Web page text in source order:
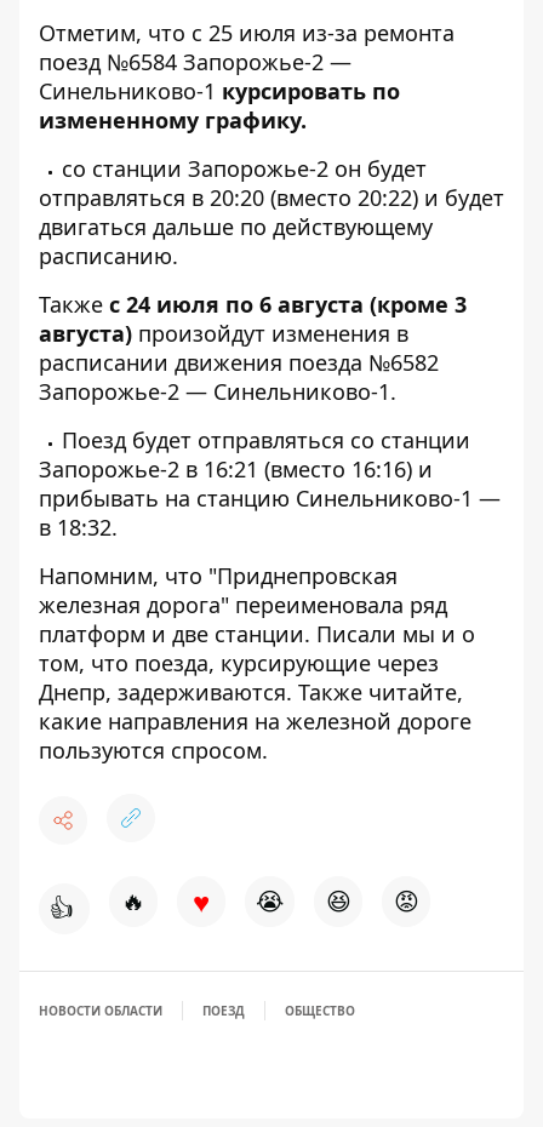
Отметим, что с 25 июля из-за ремонта
поезд №6584 Запорожье-2 —
Синельниково-1 курсировать по
измененному графику.
со станции Запорожье-2 он будет
отправляться в 20:20 (вместо 20:22) и будет
двигаться дальше по действующему
расписанию.
Также с 24 июля по 6 августа (кроме 3
августа) произойдут изменения в
расписании движения поезда №6582
Запорожье-2 — Синельниково-1.
Поезд будет отправляться со станции
Запорожье-2 в 16:21 (вместо 16:16) и
прибывать на станцию ​​Синельниково-1 —
в 18:32.
Напомним, что "Приднепровская
железная дорога" переименовала ряд
платформ и две станции. Писали мы и о
том, что поезда, курсирующие через
Днепр, задерживаются. Также читайте,
какие направления на железной дороге
пользуются спросом.
👍 🔥 ♥ 😭 😆 😡
НОВОСТИ ОБЛАСТИ ПОЕЗД ОБЩЕСТВО